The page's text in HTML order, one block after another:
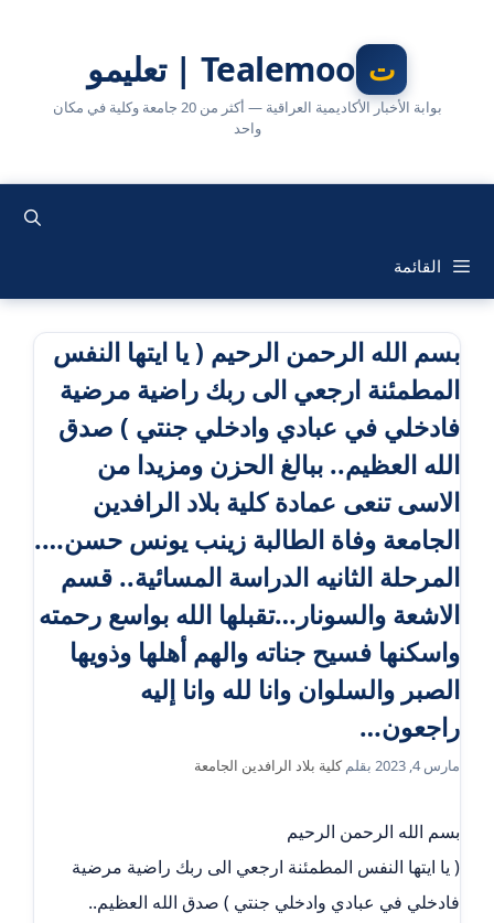
Tealemoo | تعليمو
بوابة الأخبار الأكاديمية العراقية — أكثر من 20 جامعة وكلية في مكان
واحد
القائمة
بسم الله الرحمن الرحيم ( يا ايتها النفس
المطمئنة ارجعي الى ربك راضية مرضية
فادخلي في عبادي وادخلي جنتي ) صدق
الله العظيم.. ببالغ الحزن ومزيدا من
الاسى تنعى عمادة كلية بلاد الرافدين
الجامعة وفاة الطالبة زينب يونس حسن….
المرحلة الثانيه الدراسة المسائية.. قسم
الاشعة والسونار…تقبلها الله بواسع رحمته
واسكنها فسيح جناته والهم أهلها وذويها
الصبر والسلوان وانا لله وانا إليه
راجعون…
مارس 4, 2023 بقلمكلية بلاد الرافدين الجامعة
بسم الله الرحمن الرحيم
( يا ايتها النفس المطمئنة ارجعي الى ربك راضية مرضية
فادخلي في عبادي وادخلي جنتي ) صدق الله العظيم..